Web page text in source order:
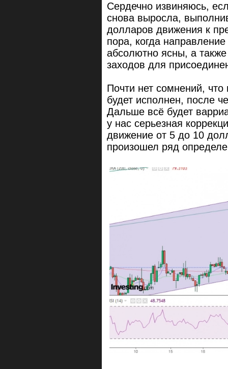
Сердечно извиняюсь,
снова выросла,
долларов движения к
пора, когда
абсолютно ясны, а
заходов для
Почти нет сомнений,
будет исполнен, после
Дальше всё будет
у нас серьезная
движение от 5 до 10
произошел ряд